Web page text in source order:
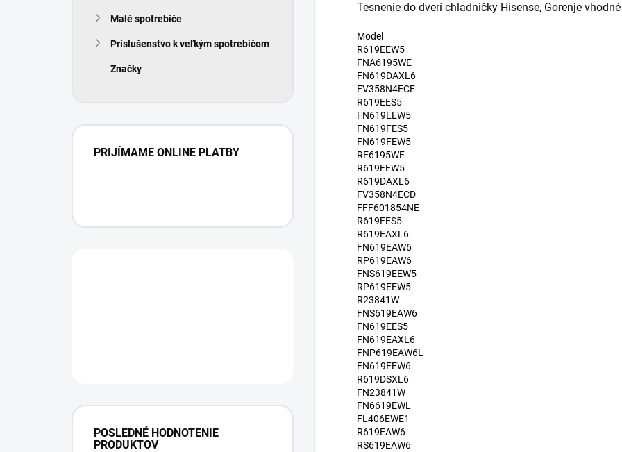
Malé spotrebiče
Príslušenstvo k veľkým spotrebičom
Značky
PRIJÍMAME ONLINE PLATBY
POSLEDNÉ HODNOTENIE
PRODUKTOV
Tesnenie do dverí chladničky Hisense, Gorenje
Model
R619EEW5
FNA6195WE
FN619DAXL6
FV358N4ECE
R619EES5
FN619EEW5
FN619FES5
FN619FEW5
RE6195WF
R619FEW5
R619DAXL6
FV358N4ECD
FFF601854NE
R619FES5
R619EAXL6
FN619EAW6
RP619EAW6
FNS619EEW5
RP619EEW5
R23841W
FNS619EAW6
FN619EES5
FN619EAXL6
FNP619EAW6L
FN619FEW6
R619DSXL6
FN23841W
FN6619EWL
FL406EWE1
R619EAW6
RS619EAW6